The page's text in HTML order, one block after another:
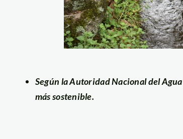
Según la Autoridad Nacional del
más sostenible.